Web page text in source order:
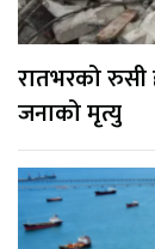
रातभरको रुसी
जनाको मृत्यु